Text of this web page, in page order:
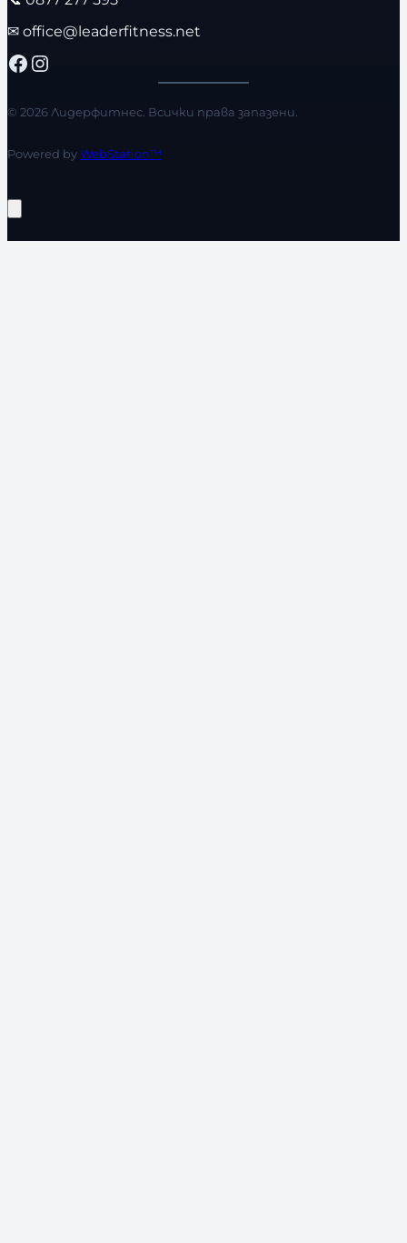
✉ office@leaderfitness.net
Facebook Instagram
© 2026 Лидерфитнес. Всички права запазени.
Powered byWebStation™